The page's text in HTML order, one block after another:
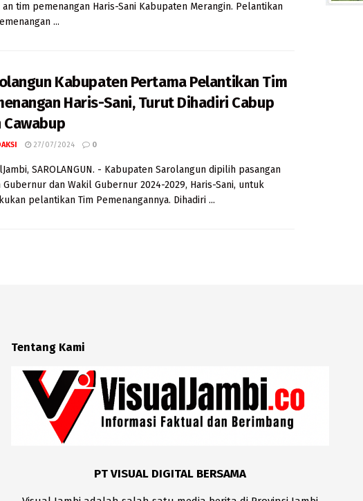
an tim pemenangan Haris-Sani Kabupaten Merangin. Pelantikan
...
Kabupaten Pertama Pelantikan Tim
Haris-Sani, Turut Dihadiri Cabup
Cawabup
27/07/2024 0
SAROLANGUN. - Kabupaten Sarolangun dipilih pasangan
Gubernur dan Wakil Gubernur 2024-2029, Haris-Sani, untuk
pelantikan Tim Pemenangannya. Dihadiri ...
Tentang Kami
PT VISUAL DIGITAL BERSAMA